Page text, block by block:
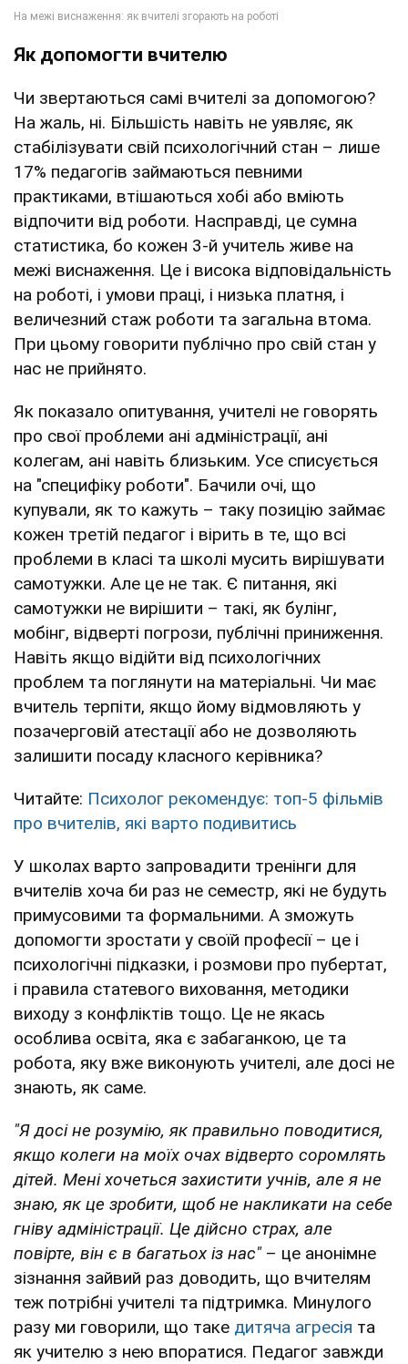
Як допомогти вчителю
Чи звертаються самі вчителі за допомогою?
На жаль, ні. Більшість навіть не уявляє, як
стабілізувати свій психологічний стан – лише
17% педагогів займаються певними
практиками, втішаються хобі або вміють
відпочити від роботи. Насправді, це сумна
статистика, бо кожен 3-й учитель живе на
межі виснаження. Це і висока відповідальність
на роботі, і умови праці, і низька платня, і
величезний стаж роботи та загальна втома.
При цьому говорити публічно про свій стан у
нас не прийнято.
Як показало опитування, учителі не говорять
про свої проблеми ані адміністрації, ані
колегам, ані навіть близьким. Усе списується
на "специфіку роботи". Бачили очі, що
купували, як то кажуть – таку позицію займає
кожен третій педагог і вірить в те, що всі
проблеми в класі та школі мусить вирішувати
самотужки. Але це не так. Є питання, які
самотужки не вирішити – такі, як булінг,
мобінг, відверті погрози, публічні приниження.
Навіть якщо відійти від психологічних
проблем та поглянути на матеріальні. Чи має
вчитель терпіти, якщо йому відмовляють у
позачерговій атестації або не дозволяють
залишити посаду класного керівника?
Читайте: Психолог рекомендує: топ-5 фільмів
про вчителів, які варто подивитись
У школах варто запровадити тренінги для
вчителів хоча би раз не семестр, які не будуть
примусовими та формальними. А зможуть
допомогти зростати у своїй професії – це і
психологічні підказки, і розмови про пубертат,
і правила статевого виховання, методики
виходу з конфліктів тощо. Це не якась
особлива освіта, яка є забаганкою, це та
робота, яку вже виконують учителі, але досі не
знають, як саме.
"Я досі не розумію, як правильно поводитися,
якщо колеги на моїх очах відверто соромлять
дітей. Мені хочеться захистити учнів, але я не
знаю, як це зробити, щоб не накликати на себе
гніву адміністрації. Це дійсно страх, але
повірте, він є в багатьох із нас"– це анонімне
зізнання зайвий раз доводить, що вчителям
теж потрібні учителі та підтримка. Минулого
разу ми говорили, що таке дитяча агресія та
як учителю з нею впоратися. Педагог завжди